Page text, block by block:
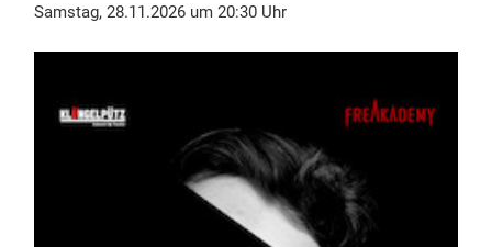
Samstag, 28.11.2026 um 20:30 Uhr